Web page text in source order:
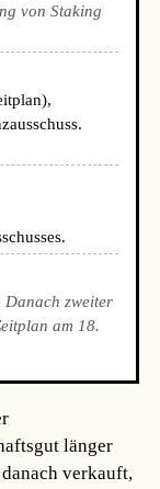
von Staking
Danach zweiter
am 18.
länger
verkauft,